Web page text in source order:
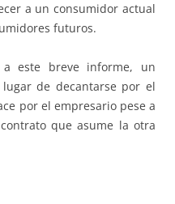
a un consumidor actual
futuros.
este breve informe, un
de decantarse por el
por el empresario pese a
que asume la otra